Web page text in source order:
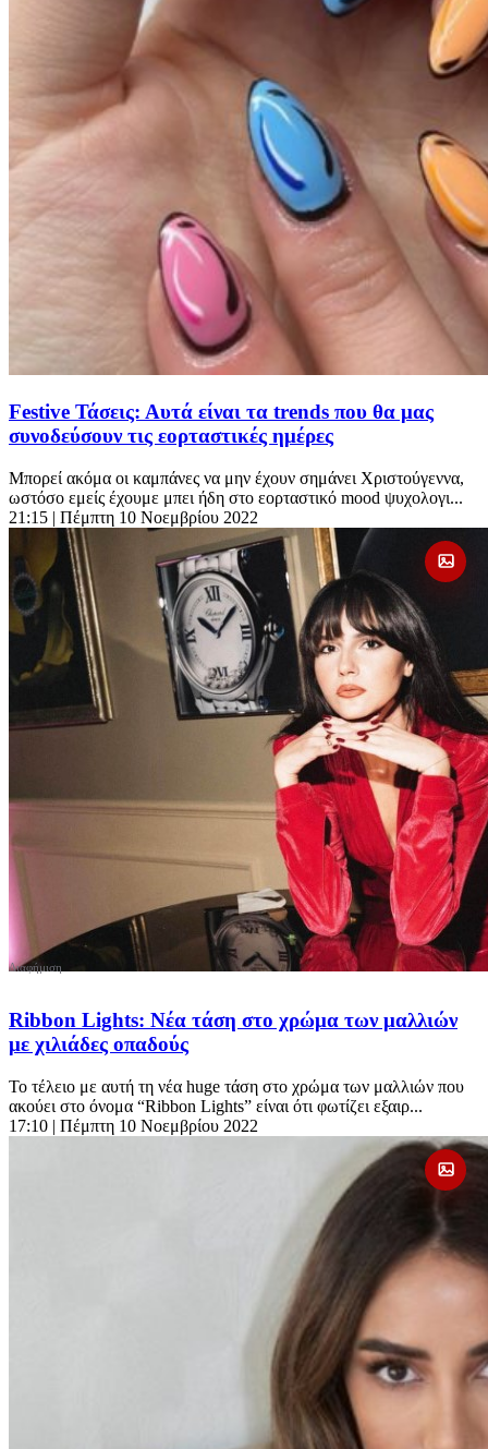
Festive Τάσεις: Αυτά είναι τα trends που θα μας
συνοδεύσουν τις εορταστικές ημέρες
Μπορεί ακόμα οι καμπάνες να μην έχουν σημάνει Χριστούγεννα,
ωστόσο εμείς έχουμε μπει ήδη στο εορταστικό mood ψυχολογι...
21:15 | Πέμπτη 10 Νοεμβρίου 2022
Ribbon Lights: Νέα τάση στο χρώμα των μαλλιών
με χιλιάδες οπαδούς
Το τέλειο με αυτή τη νέα huge τάση στο χρώμα των μαλλιών που
ακούει στο όνομα “Ribbon Lights” είναι ότι φωτίζει εξαιρ...
17:10 | Πέμπτη 10 Νοεμβρίου 2022